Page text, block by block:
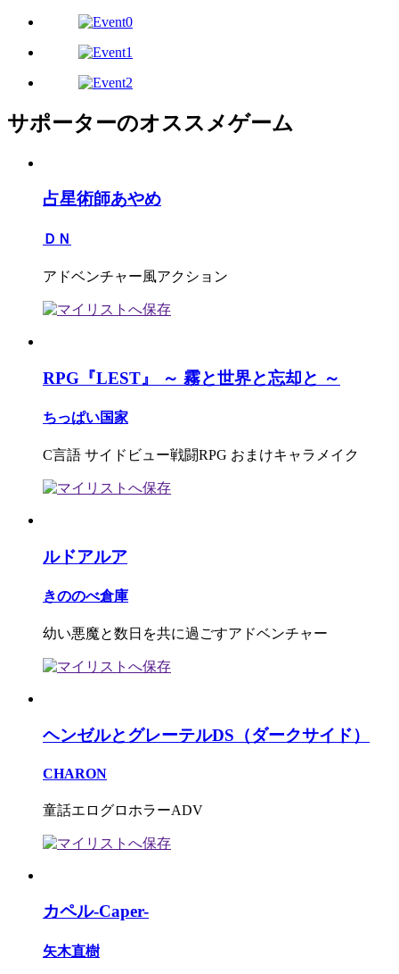
サポーターのオススメゲーム
占星術師あやめ
ＤＮ
アドベンチャー風アクション
RPG『LEST』 ～ 霧と世界と忘却と ～
ちっぱい国家
C言語 サイドビュー戦闘RPG おまけキャラメイク
ルドアルア
きののべ倉庫
幼い悪魔と数日を共に過ごすアドベンチャー
ヘンゼルとグレーテルDS（ダークサイド）
CHARON
童話エログロホラーADV
カペル-Caper-
矢木直樹